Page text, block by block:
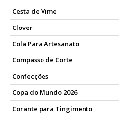
Cesta de Vime
Clover
Cola Para Artesanato
Compasso de Corte
Confecções
Copa do Mundo 2026
Corante para Tingimento